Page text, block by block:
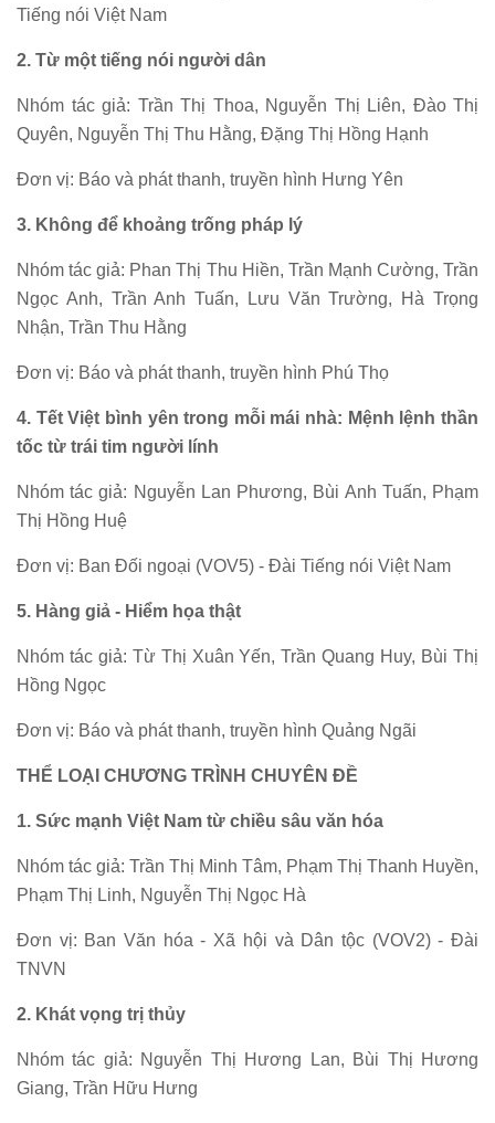
Tiếng nói Việt Nam
2. Từ một tiếng nói người dân
Nhóm tác giả: Trần Thị Thoa, Nguyễn Thị Liên, Đào Thị
Quyên, Nguyễn Thị Thu Hằng, Đặng Thị Hồng Hạnh
Đơn vị: Báo và phát thanh, truyền hình Hưng Yên
3. Không để khoảng trống pháp lý
Nhóm tác giả: Phan Thị Thu Hiền, Trần Mạnh Cường, Trần
Ngọc Anh, Trần Anh Tuấn, Lưu Văn Trường, Hà Trọng
Nhận, Trần Thu Hằng
Đơn vị: Báo và phát thanh, truyền hình Phú Thọ
4. Tết Việt bình yên trong mỗi mái nhà: Mệnh lệnh thần
tốc từ trái tim người lính
Nhóm tác giả: Nguyễn Lan Phương, Bùi Anh Tuấn, Phạm
Thị Hồng Huệ
Đơn vị: Ban Đối ngoại (VOV5) - Đài Tiếng nói Việt Nam
5. Hàng giả - Hiểm họa thật
Nhóm tác giả: Từ Thị Xuân Yến, Trần Quang Huy, Bùi Thị
Hồng Ngọc
Đơn vị: Báo và phát thanh, truyền hình Quảng Ngãi
THỂ LOẠI CHƯƠNG TRÌNH CHUYÊN ĐỀ
1. Sức mạnh Việt Nam từ chiều sâu văn hóa
Nhóm tác giả: Trần Thị Minh Tâm, Phạm Thị Thanh Huyền,
Phạm Thị Linh, Nguyễn Thị Ngọc Hà
Đơn vị: Ban Văn hóa - Xã hội và Dân tộc (VOV2) - Đài
TNVN
2. Khát vọng trị thủy
Nhóm tác giả: Nguyễn Thị Hương Lan, Bùi Thị Hương
Giang, Trần Hữu Hưng